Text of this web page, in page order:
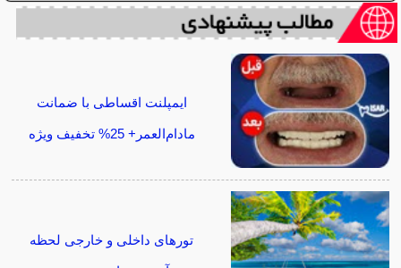
ایمپلنت اقساطی با ضمانت
مادام‌العمر+ 25% تخفیف ویژه
تورهای داخلی و خارجی لحظه